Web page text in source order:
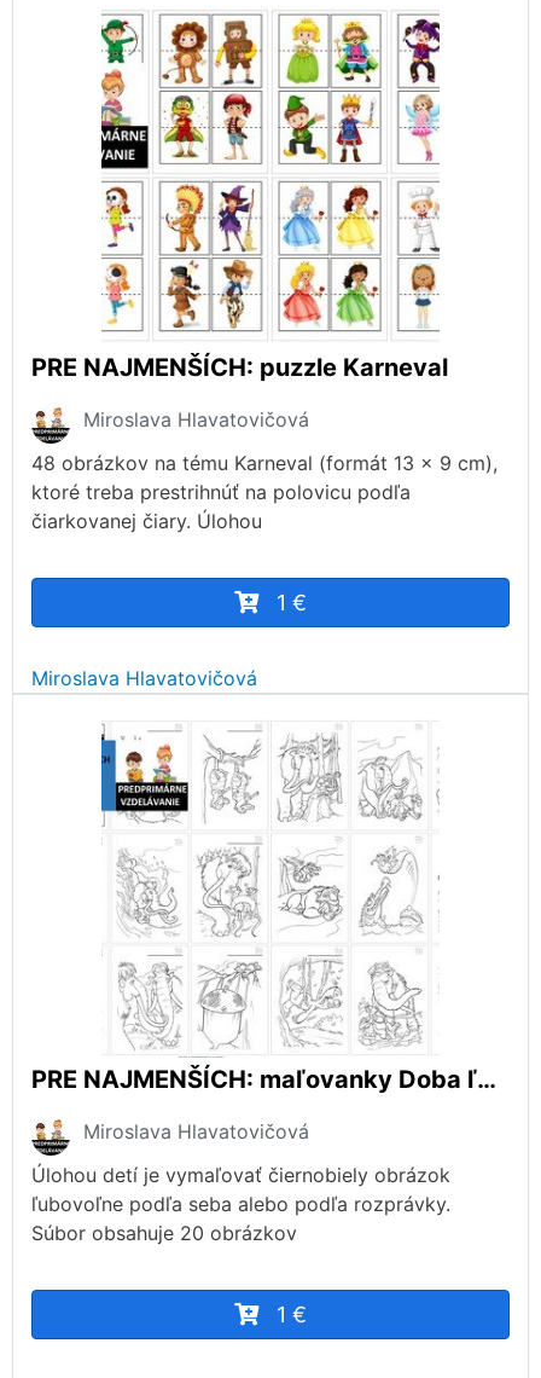
PRE NAJMENŠÍCH: puzzle Karneval
Miroslava Hlavatovičová
48 obrázkov na tému Karneval (formát 13 x 9 cm),
ktoré treba prestrihnúť na polovicu podľa
čiarkovanej čiary. Úlohou
1 €
Miroslava Hlavatovičová
PRE NAJMENŠÍCH: maľovanky Doba ľadová
Miroslava Hlavatovičová
Úlohou detí je vymaľovať čiernobiely obrázok
ľubovoľne podľa seba alebo podľa rozprávky.
Súbor obsahuje 20 obrázkov
1 €